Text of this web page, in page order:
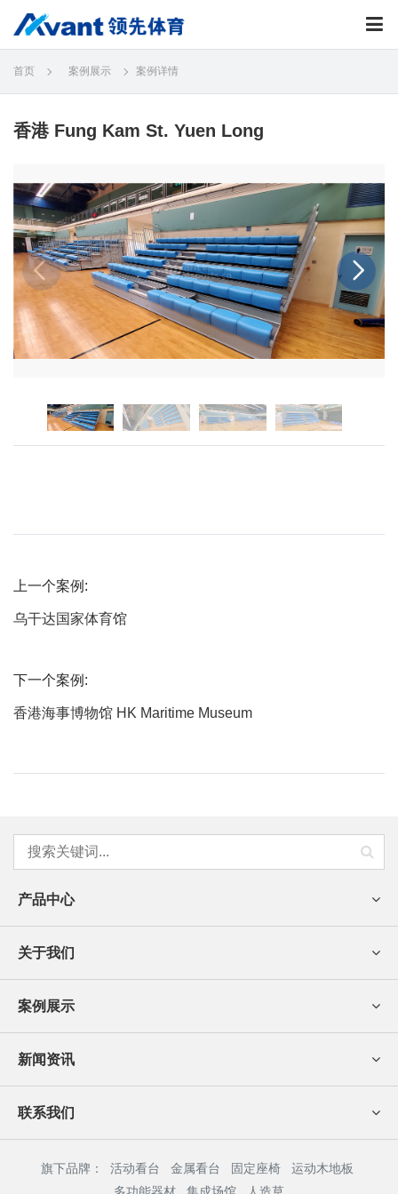
首页 案例展示 案例详情
香港 Fung Kam St. Yuen Long
上一个案例:
乌干达国家体育馆
下一个案例:
香港海事博物馆 HK Maritime Museum
产品中心
关于我们
案例展示
新闻资讯
联系我们
旗下品牌： 活动看台 金属看台 固定座椅
运动木地板